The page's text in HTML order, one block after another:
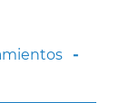
Sinotruck